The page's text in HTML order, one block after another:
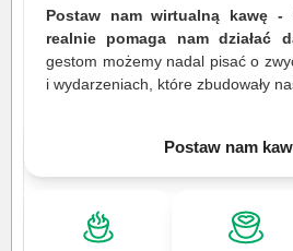
Postaw nam wirtualną kawę -
realnie pomaga nam działać
gestom możemy nadal pisać o
i wydarzeniach, które zbudowały
Postaw nam